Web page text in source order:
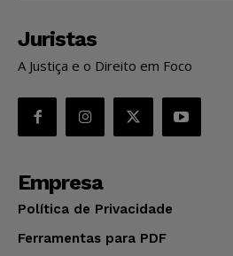
Juristas
A Justiça e o Direito em Foco
Empresa
Política de Privacidade
Ferramentas para PDF